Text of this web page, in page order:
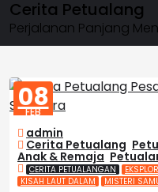
Skip
to
content
Cerita Petualang
Perjalanan Panjang
08
FEB
admin
Cerita Petualang
Anak & Remaja
CERITA PETUALANGAN
KISAH LAUT DALAM
MISTERI